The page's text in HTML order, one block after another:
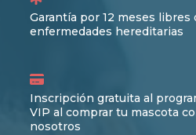
Garantía por 12 meses libres
enfermedades hereditarias
Inscripción gratuita al
VIP al comprar tu mascota
nosotros